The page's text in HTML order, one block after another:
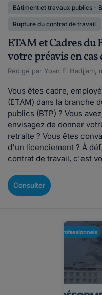
Bâtiment et travaux publics -
Rupture du contrat de travail
ETAM et Cadres du
votre préavis en
Rédigé par Yoan El Hadjjam,
Vous êtes cadre,
(ETAM) dans la branche
publics (BTP) ? Vous
envisagez de donner
retraite ? Vous êtes
d'un licenciement ? À
contrat de travail, c'est
Consulter